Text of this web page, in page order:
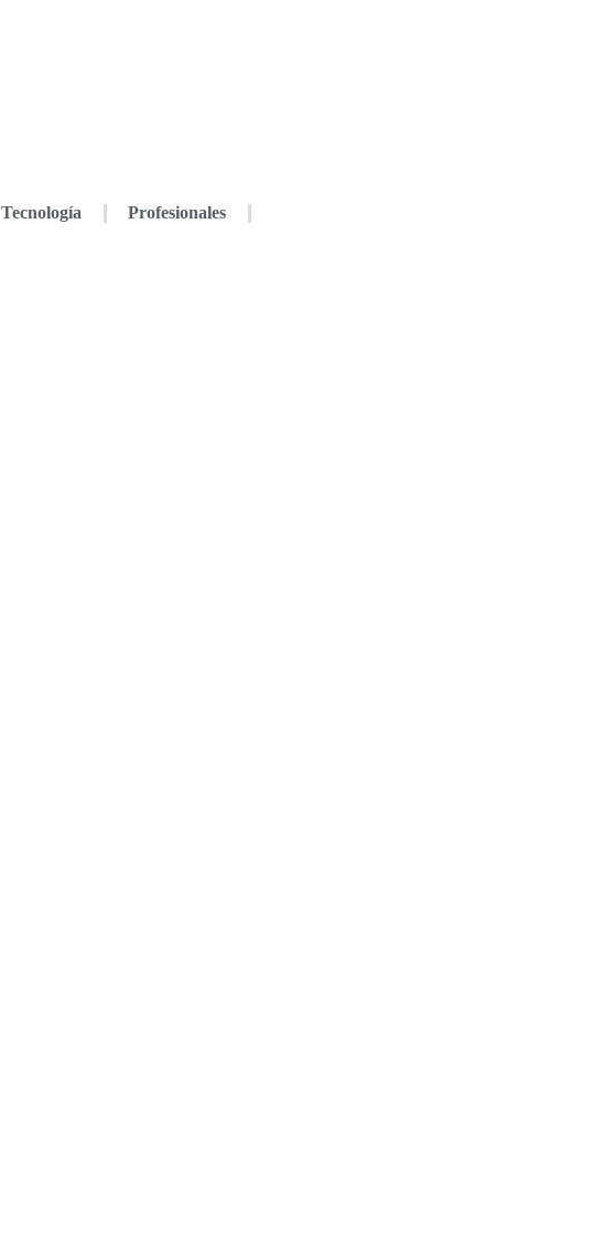
Tecnología Profesionales